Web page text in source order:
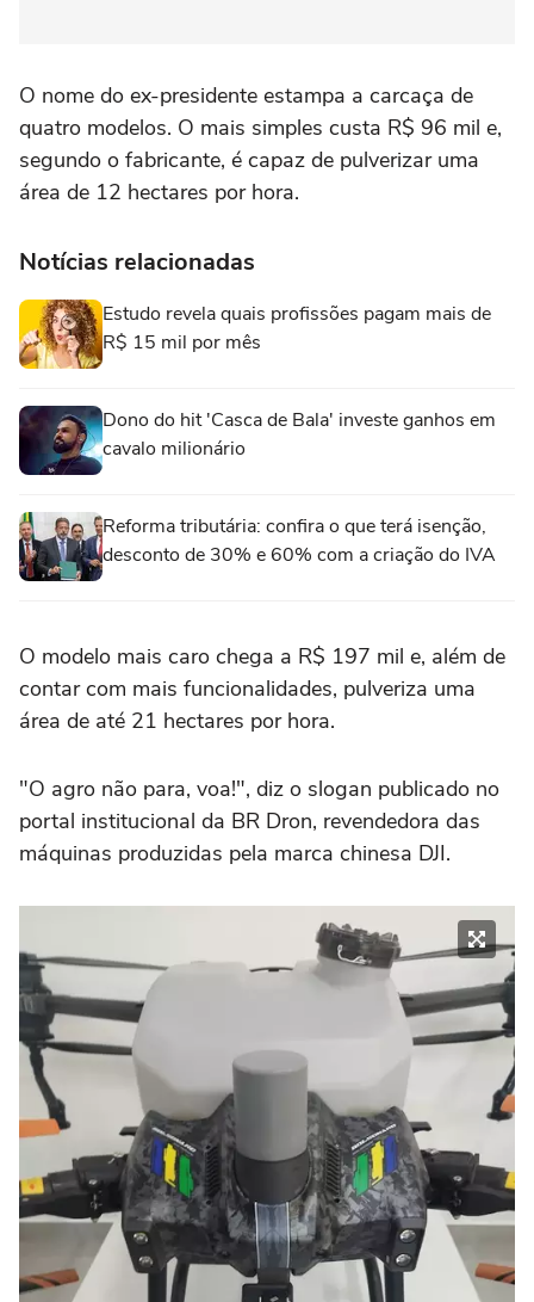
O nome do ex-presidente estampa a carcaça de
quatro modelos. O mais simples custa R$ 96 mil e,
segundo o fabricante, é capaz de pulverizar uma
área de 12 hectares por hora.
Notícias relacionadas
Estudo revela quais profissões pagam mais de
R$ 15 mil por mês
Dono do hit 'Casca de Bala' investe ganhos em
cavalo milionário
Reforma tributária: confira o que terá isenção,
desconto de 30% e 60% com a criação do IVA
O modelo mais caro chega a R$ 197 mil e, além de
contar com mais funcionalidades, pulveriza uma
área de até 21 hectares por hora.
"O agro não para, voa!", diz o slogan publicado no
portal institucional da BR Dron, revendedora das
máquinas produzidas pela marca chinesa DJI.